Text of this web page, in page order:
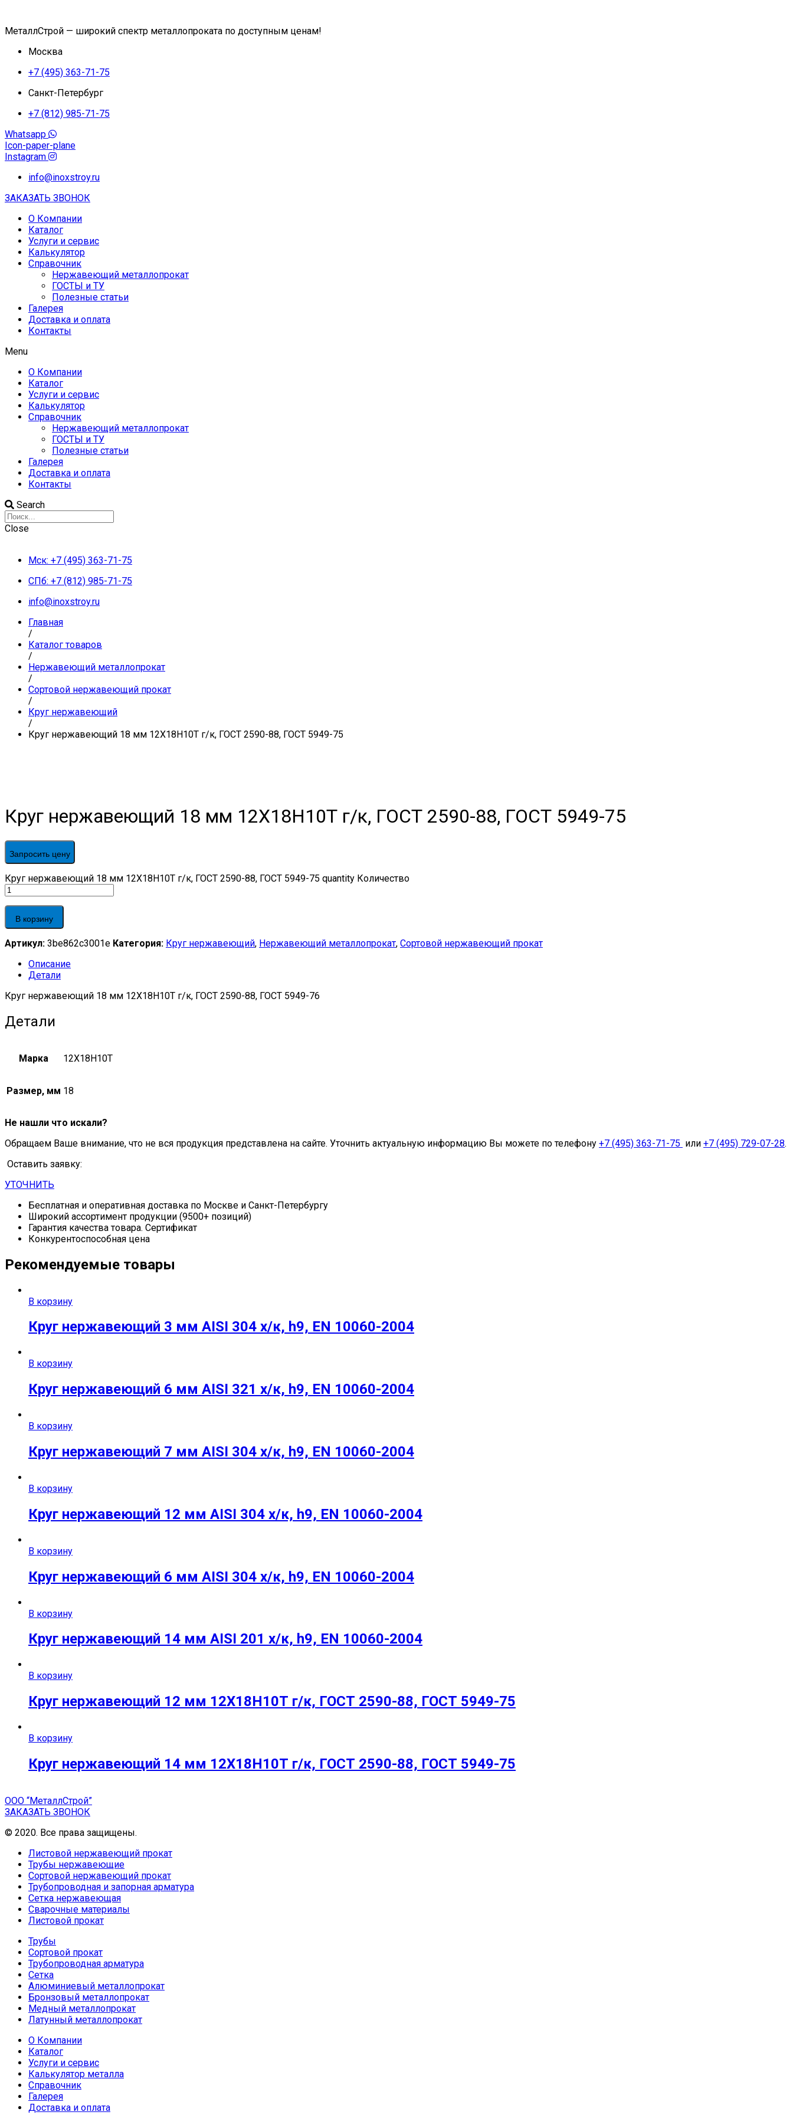
МеталлСтрой — широкий спектр металлопроката по доступным ценам!
Москва
+7 (495) 363-71-75
Санкт-Петербург
+7 (812) 985-71-75
Whatsapp
Icon-paper-plane
Instagram
info@inoxstroy.ru
ЗАКАЗАТЬ ЗВОНОК
О Компании
Каталог
Услуги и сервис
Калькулятор
Справочник
Нержавеющий металлопрокат
ГОСТЫ и ТУ
Полезные статьи
Галерея
Доставка и оплата
Контакты
Menu
О Компании
Каталог
Услуги и сервис
Калькулятор
Справочник
Нержавеющий металлопрокат
ГОСТЫ и ТУ
Полезные статьи
Галерея
Доставка и оплата
Контакты
Search
Close
Мск: +7 (495) 363-71-75
СПб: +7 (812) 985-71-75
info@inoxstroy.ru
Главная
/
Каталог товаров
/
Нержавеющий металлопрокат
/
Сортовой нержавеющий прокат
/
Круг нержавеющий
/
Круг нержавеющий 18 мм 12Х18Н10Т г/к, ГОСТ 2590-88, ГОСТ 5949-75
Круг нержавеющий 18 мм 12Х18Н10Т г/к, ГОСТ 2590-88, ГОСТ 5949-75
Запросить цену
Круг нержавеющий 18 мм 12Х18Н10Т г/к, ГОСТ 2590-88, ГОСТ 5949-75 quantity Количество
В корзину
Артикул: 3be862c3001e Категория: Круг нержавеющий, Нержавеющий металлопрокат, Сортовой нержавеющий прокат
Описание
Детали
Круг нержавеющий 18 мм 12Х18Н10Т г/к, ГОСТ 2590-88, ГОСТ 5949-76
Детали
Марка 12Х18Н10Т
Размер, мм 18
Не нашли что искали?
Обращаем Ваше внимание, что не вся продукция представлена на сайте. Уточнить актуальную информацию Вы можете по телефону +7 (495) 363-71-75 или +7 (495) 729-07-28.
Оставить заявку:
УТОЧНИТЬ
Бесплатная и оперативная доставка по Москве и Санкт-Петербургу
Широкий ассортимент продукции (9500+ позиций)
Гарантия качества товара. Сертификат
Конкурентоспособная цена
Рекомендуемые товары
В корзину
Круг нержавеющий 3 мм AISI 304 х/к, h9, EN 10060-2004
В корзину
Круг нержавеющий 6 мм AISI 321 х/к, h9, EN 10060-2004
В корзину
Круг нержавеющий 7 мм AISI 304 х/к, h9, EN 10060-2004
В корзину
Круг нержавеющий 12 мм AISI 304 х/к, h9, EN 10060-2004
В корзину
Круг нержавеющий 6 мм AISI 304 х/к, h9, EN 10060-2004
В корзину
Круг нержавеющий 14 мм AISI 201 х/к, h9, EN 10060-2004
В корзину
Круг нержавеющий 12 мм 12Х18Н10Т г/к, ГОСТ 2590-88, ГОСТ 5949-75
В корзину
Круг нержавеющий 14 мм 12Х18Н10Т г/к, ГОСТ 2590-88, ГОСТ 5949-75
ООО “МеталлСтрой”
ЗАКАЗАТЬ ЗВОНОК
© 2020. Все права защищены.
Листовой нержавеющий прокат
Трубы нержавеющие
Сортовой нержавеющий прокат
Трубопроводная и запорная арматура
Сетка нержавеющая
Сварочные материалы
Листовой прокат
Трубы
Сортовой прокат
Трубопроводная арматура
Сетка
Алюминиевый металлопрокат
Бронзовый металлопрокат
Медный металлопрокат
Латунный металлопрокат
О Компании
Каталог
Услуги и сервис
Калькулятор металла
Справочник
Галерея
Доставка и оплата